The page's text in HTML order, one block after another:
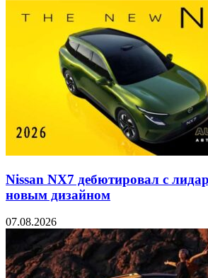
Nissan NX7 дебютировал с
новым дизайном
07.08.2026